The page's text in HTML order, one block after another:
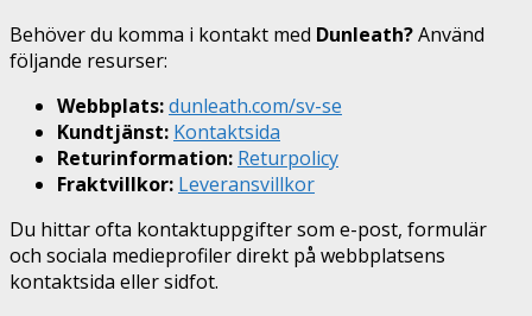
Behöver du komma i kontakt med Dunleath?Använd
följande resurser:
Webbplats:dunleath.com/sv-se
Kundtjänst: Kontaktsida
Returinformation: Returpolicy
Fraktvillkor: Leveransvillkor
Du hittar ofta kontaktuppgifter som e-post, formulär
och sociala medieprofiler direkt på webbplatsens
kontaktsida eller sidfot.